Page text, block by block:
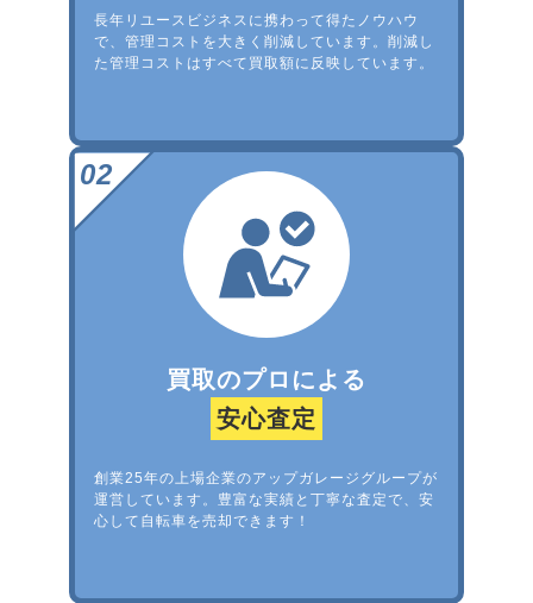
長年リユースビジネスに携わって得たノウハウ
で、管理コストを大きく削減しています。削減し
た管理コストはすべて買取額に反映しています。
買取のプロによる
安心査定
創業25年の上場企業のアップガレージグループが
運営しています。豊富な実績と丁寧な査定で、安
心して自転車を売却できます！